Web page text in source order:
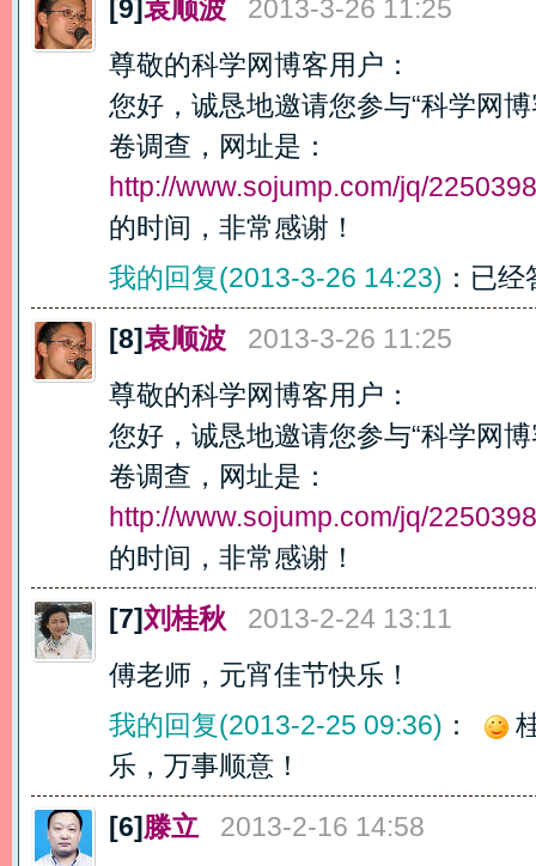
[9]袁顺波
2013-3-26 11:25
尊敬的科学网博客用户：
您好，诚恳地邀请您参与“科学网
卷调查，网址是：
http://www.sojump.com/jq/
的时间，非常感谢！
我的回复(2013-3-26 14:23) ：已
[8]袁顺波
2013-3-26 11:25
尊敬的科学网博客用户：
您好，诚恳地邀请您参与“科学网
卷调查，网址是：
http://www.sojump.com/jq/
的时间，非常感谢！
[7]刘桂秋
2013-2-24 13:11
傅老师，元宵佳节快乐！
我的回复(2013-2-25 09:36) ：
乐，万事顺意！
[6]滕立
2013-2-16 14:58